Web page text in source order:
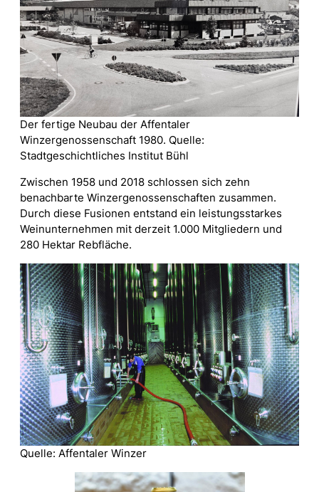
Der fertige Neubau der Affentaler
Winzergenossenschaft 1980. Quelle:
Stadtgeschichtliches Institut Bühl
Zwischen 1958 und 2018 schlossen sich zehn
benachbarte Winzergenossenschaften zusammen.
Durch diese Fusionen entstand ein leistungsstarkes
Weinunternehmen mit derzeit 1.000 Mitgliedern und
280 Hektar Rebfläche.
Quelle: Affentaler Winzer